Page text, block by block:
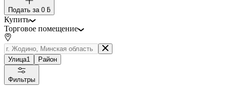
Подать за 0 ƃ
Купить
Торговое помещение
Улица1 Район
Фильтры